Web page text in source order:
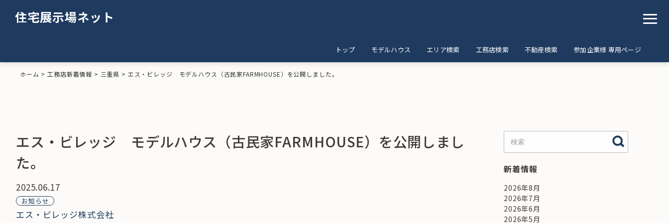
住宅展示場ネット
トップ モデルハウス エリア検索 工務店検索 不動産検索 参加企業様 専用ページ
ホーム >工務店新着情報 > 三重県 > エス・ビレッジ モデルハウス（古民家FARMHOUSE）を公開しました。
エス・ビレッジ モデルハウス（古民家FARMHOUSE）を公開しまし
た。
2025.06.17
お知らせ
エス・ビレッジ株式会社
新着情報
2026年8月
2026年7月
2026年6月
2026年5月